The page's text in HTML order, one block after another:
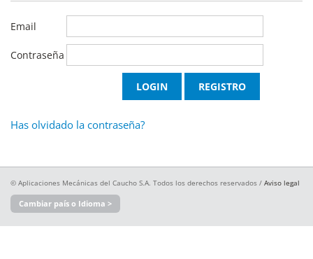
Email
Contraseña
Has olvidado la contraseña?
© Aplicaciones Mecánicas del Caucho S.A. Todos los derechos reservados / Aviso legal
Cambiar país o Idioma >